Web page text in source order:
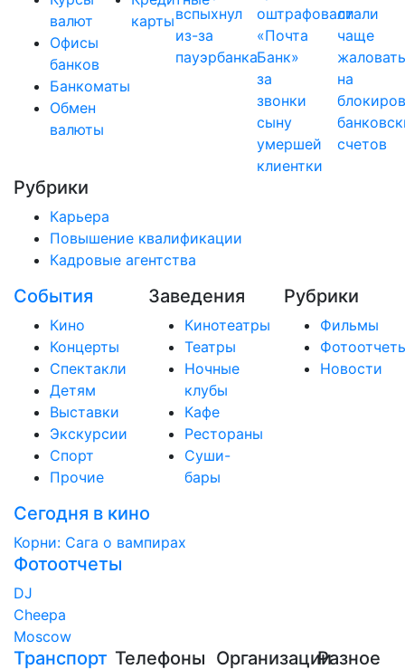
валют
Офисы
банков
Банкоматы
Обмен
валюты
картывспыхнул
из-за
пауэрбанка
оштрафовали
«Почта
Банк»
за
звонки
сыну
умершей
клиентки
стали
чаще
на
счетов
Рубрики
Карьера
Повышение квалификации
Кадровые агентства
События
Кино
Концерты
Спектакли
Детям
Выставки
Экскурсии
Спорт
Прочие
Заведения
Кинотеатры
Театры
Ночные
клубы
Кафе
Рестораны
Суши-
бары
Рубрики
Фильмы
Новости
Сегодня в кино
Корни: Сага о вампирах
Фотоотчеты
DJ
Cheepa
Moscow
Транспорт Телефоны ОрганизацииРазное